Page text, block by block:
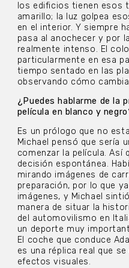
los edificios tienen esos
amarillo; la luz golpea
en el interior. Y siempre
pasa al anochecer y por
realmente intenso. El
particularmente en esa
tiempo sentado en las
observando cómo
¿Puedes hablarme de la
película en blanco y
Es un prólogo que no
Michael pensó que sería
comenzar la película. Así
decisión espontánea.
mirando imágenes de
preparación, por lo que
imágenes, y Michael
manera de situar la
del automovilismo en
un deporte muy
El coche que conduce
es una réplica real que
efectos visuales.